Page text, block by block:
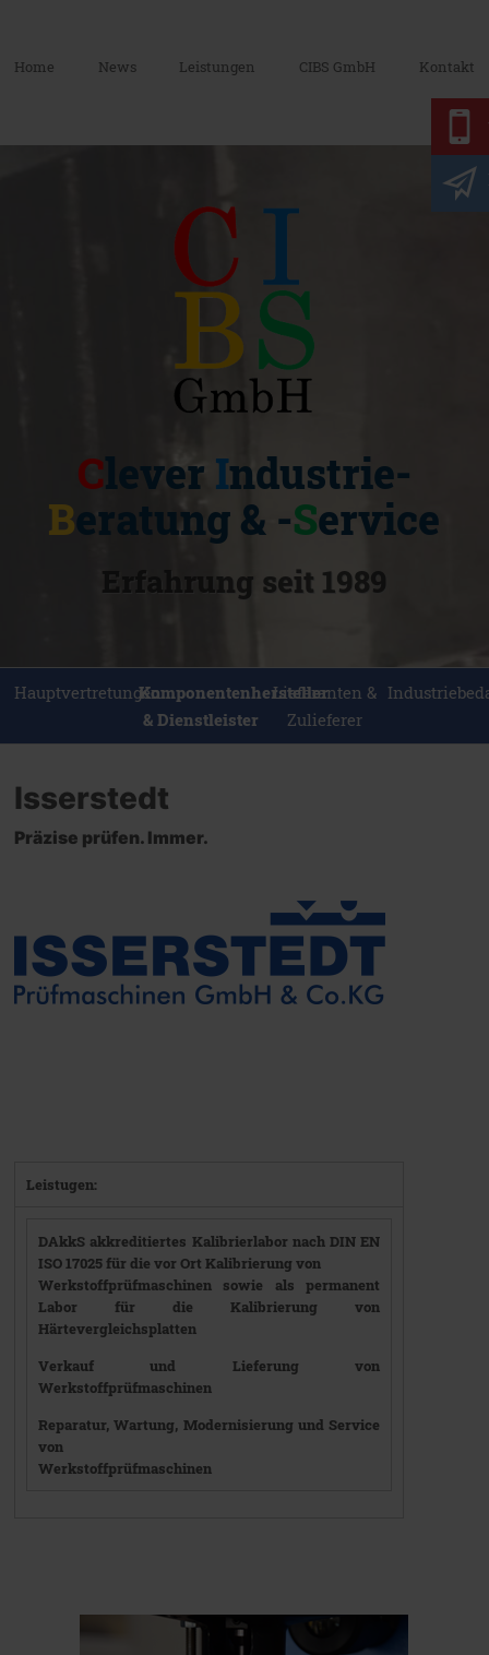
Home News Leistungen CIBS GmbH Kontakt
Clever Industrie-
Beratung & -Service
Erfahrung seit 1989
HauptvertretungenKomponentenhersteller
& Dienstleister
Lieferanten &
Zulieferer
Isserstedt
Präzise prüfen. Immer.
Leistugen:
DAkkS akkreditiertes Kalibrierlabor nach DIN EN
ISO 17025 für die vor Ort Kalibrierung von
Werkstoffprüfmaschinen sowie als permanent
Labor für die Kalibrierungvon
Härtevergleichsplatten
Verkauf und Lieferung von
Werkstoffprüfmaschinen
Reparatur, Wartung, Modernisierung und Service
von
Werkstoffprüfmaschinen